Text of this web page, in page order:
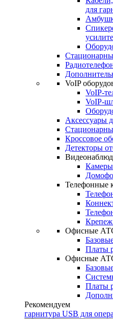
для
VoIP
VoIP-
VoIP-
Аксессуары
Кроссовое
Детекторы
Телефонные
Крепеж
Офисные
Платы
Офисные
Платы
Рекомендуем
гарнитура USB для